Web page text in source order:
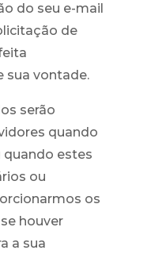
do seu e-mail
de
sua vontade.
serão
quando
quando estes
ou
os
houver
a sua